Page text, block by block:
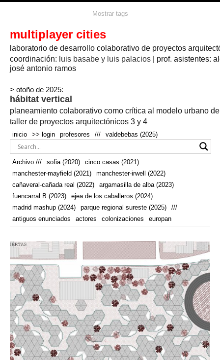
agricultura agricultura circular
arquitectura textil arte artesanía
bicicletas biodiversidad biorrefinería biotecnología bloque lineal
bodega bosque botánica caminos camping campo
cañada
real
canal cañaveral
real
cocina colaboración
autonoma
conectar
cooperativa crecimiento cueva cultivo cultivos deporte
don
quijote
ecosistema ejea de los caballeros
renovables
enterrado espacio social espacio verde
estructura europan fauna
fernández del amo festival fiesta flexibilidad fotomontaje
fuencarral b gastronomía geologia
geometrización curvas de
nivel
grúas habitar hábitat habitat hotel
infraestructura inmigración instalaciones invernadero
laguna línea del tiempo lineal longitudinal
manchester mapeo marihuana mayfield
mercado
modular modulo
naturaleza negociaciones nómada nucleos olivos paisaje
paisaje productivo paneles solares paragüas parking pasarelas
pintura plantas plegable prefabricado presa private producción
productivo protección de los ecosistemas
pueblo de
colonización
recorrido regadío
regeneración
remolacha
retiro rio ruina ruinas sistema social
sociedad
sombra
sostenibilidad sota tecnología tejido
telas
temporalidad
temporeros territorio tiempo tierra torre
torres trabajo trama urbana transporte turismo urbanismo
vegetación vegetacion vertedero viñedos vino vision
Mostrar tags
multiplayer cities
laboratorio de desarrollo colaborativo de proyectos
coordinación: luis basabe y luis palacios | prof. asistentes:
josé antonio ramos
> otoño de 2025:
hábitat vertical
planeamiento colaborativo como crítica al modelo urbano
taller de proyectos arquitectónicos 3 y 4
inicio >> login profesores /// valdebebas (2025)
Archivo /// sofia (2020)
cinco casas (2021)
manchester-mayfield (2021)
manchester-irwell (2022)
cañaveral-cañada real (2022)
argamasilla de alba (2023)
fuencarral B (2023)
ejea de los caballeros (2024)
madrid mashup (2024)
parque regional sureste (2025)
///
antiguos enunciados
actores colonizaciones europan